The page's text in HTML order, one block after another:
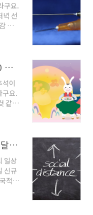
구요.
녁 선
나
지
올
과
라
호흡
코
감
호흡
코레일 홈페이지에 공지된 2020 추석 기차표 예매일정
이
구요.
같아
를
기
, 작
증
의
영
예매
게
사회적 거리두기 3단계 격상시, 달라지는 것들은?(2단계/3단계 비교)
일상
신규
적
공